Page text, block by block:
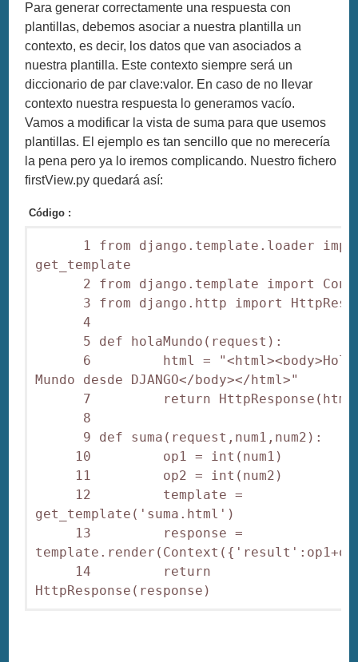
Para generar correctamente una respuesta con
plantillas, debemos asociar a nuestra plantilla un
contexto, es decir, los datos que van asociados a
nuestra plantilla. Este contexto siempre será un
diccionario de par clave:valor. En caso de no llevar
contexto nuestra respuesta lo generamos vacío.
Vamos a modificar la vista de suma para que usemos
plantillas. El ejemplo es tan sencillo que no merecería
la pena pero ya lo iremos complicando. Nuestro fichero
firstView.py quedará así:
Código :
1 from django.template.loader
get_template
2 from django.template import
3 from django.http import
4
5 def holaMundo(request):
6         html = "<html><body>Hola
Mundo desde DJANGO</body></html>"
7         return
8
9 def suma(request,num1,num2):
10         op1 = int(num1)
11         op2 = int(num2)
12         template =
get_template('suma.html')
13         response =
14         return
HttpResponse(response)